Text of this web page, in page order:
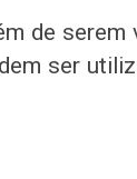
de serem
ser